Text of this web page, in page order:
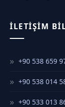
İLETIŞIM
+90 538 659
+90 538 014
+90 533 013